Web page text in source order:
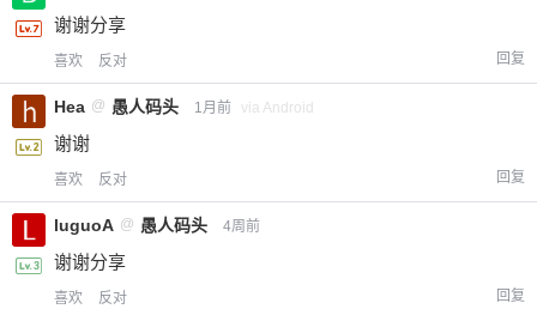
谢谢分享
喜欢 反对 回复
Hea @ 愚人码头 1月前 via Android
谢谢
喜欢 反对 回复
luguoA @ 愚人码头 4周前
谢谢分享
喜欢 反对 回复